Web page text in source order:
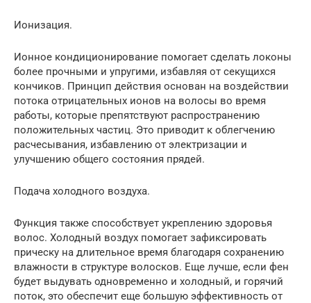
Ионизация.
Ионное кондиционирование помогает сделать локоны
более прочными и упругими, избавляя от секущихся
кончиков. Принцип действия основан на воздействии
потока отрицательных ионов на волосы во время
работы, которые препятствуют распространению
положительных частиц. Это приводит к облегчению
расчесывания, избавлению от электризации и
улучшению общего состояния прядей.
Подача холодного воздуха.
Функция также способствует укреплению здоровья
волос. Холодный воздух помогает зафиксировать
прическу на длительное время благодаря сохранению
влажности в структуре волосков. Еще лучше, если фен
будет выдувать одновременно и холодный, и горячий
поток, это обеспечит еще большую эффективность от